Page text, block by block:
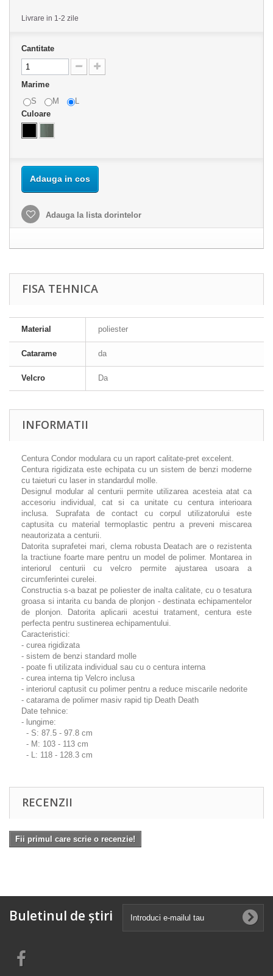
Livrare in 1-2 zile
Cantitate
Marime
S
M
L
Culoare
Adauga in cos
Adauga la lista dorintelor
FISA TEHNICA
Material poliester
Catarame da
Velcro Da
INFORMATII
Centura Condor modulara cu un raport calitate-pret excelent.
Centura rigidizata este echipata cu un sistem de benzi moderne
cu taieturi cu laser in standardul molle.
Designul modular al centurii permite utilizarea acesteia atat ca
accesoriu individual, cat si ca unitate cu centura interioara
inclusa. Suprafata de contact cu corpul utilizatorului este
captusita cu material termoplastic pentru a preveni miscarea
neautorizata a centurii.
Datorita suprafetei mari, clema robusta Deatach are o rezistenta
la tractiune foarte mare pentru un model de polimer. Montarea in
interiorul centurii cu velcro permite ajustarea usoara a
circumferintei curelei.
Constructia s-a bazat pe poliester de inalta calitate, cu o tesatura
groasa si intarita cu banda de plonjon - destinata echipamentelor
de plonjon. Datorita aplicarii acestui tratament, centura este
perfecta pentru sustinerea echipamentului.
Caracteristici:
- curea rigidizata
- sistem de benzi standard molle
- poate fi utilizata individual sau cu o centura interna
- curea interna tip Velcro inclusa
- interiorul captusit cu polimer pentru a reduce miscarile nedorite
- catarama de polimer masiv rapid tip Death Death
Date tehnice:
- lungime:
- S: 87.5 - 97.8 cm
- M: 103 - 113 cm
- L: 118 - 128.3 cm
RECENZII
Fii primul care scrie o recenzie!
Buletinul de știri